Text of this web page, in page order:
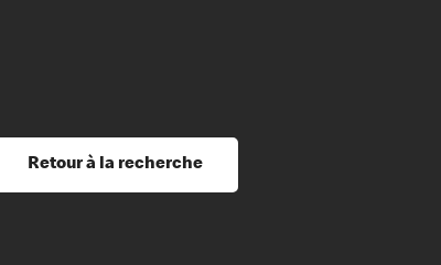
perfectionnement
Retour à la recherche